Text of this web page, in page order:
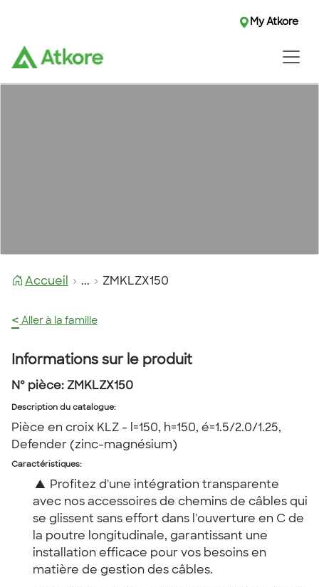
My Atkore
Accueil ... ZMKLZX150
< Aller à la famille
Informations sur le produit
Nº pièce: ZMKLZX150
Description du catalogue:
Pièce en croix KLZ - l=150, h=150, é=1.5/2.0/1.25,
Defender (zinc-magnésium)
Caractéristiques:
▲ Profitez d'une intégration transparente
avec nos accessoires de chemins de câbles qui
se glissent sans effort dans l'ouverture en C de
la poutre longitudinale, garantissant une
installation efficace pour vos besoins en
matière de gestion des câbles.